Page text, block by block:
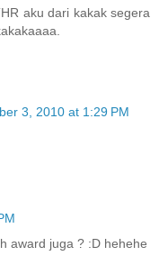
aku dari kakak segera
3, 2010 at 1:29 PM
award juga ? :D hehehe